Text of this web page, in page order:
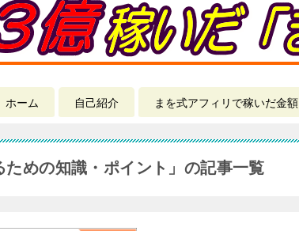
ホーム 自己紹介 まを式アフィリで稼いだ金額
ための知識・ポイント」の記事一覧